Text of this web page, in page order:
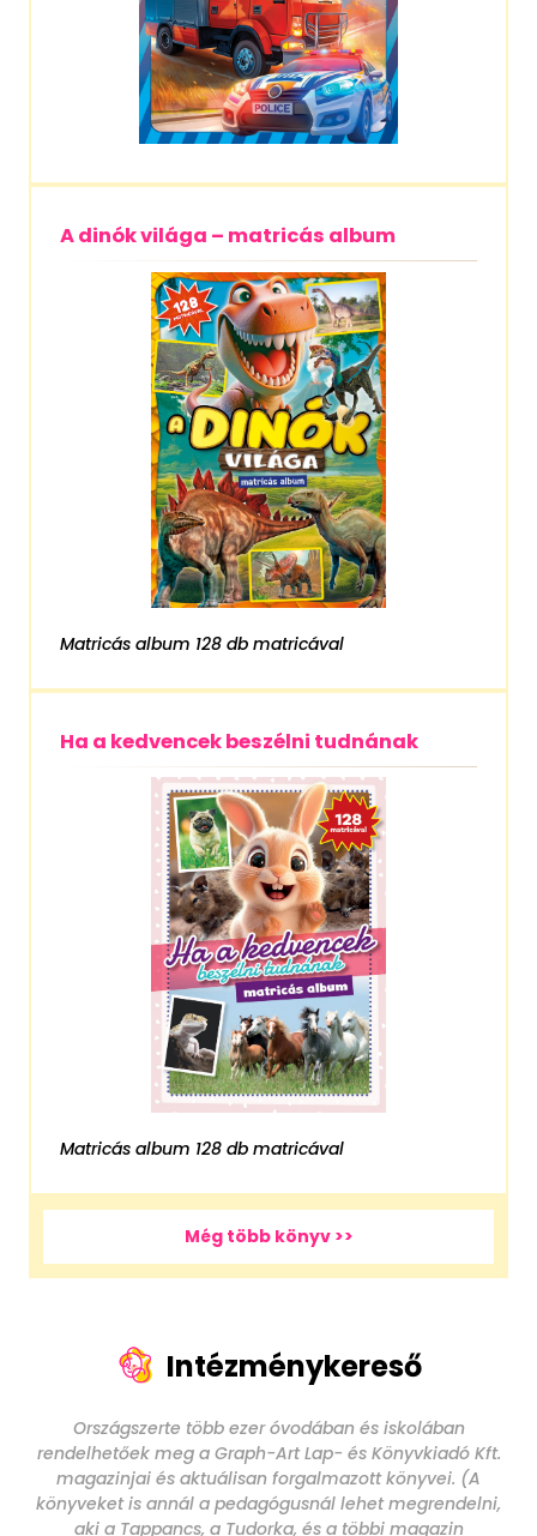
A dinók világa – matricás album
Matricás album 128 db matricával
Ha a kedvencek beszélni tudnának
Matricás album 128 db matricával
Még több könyv >>
Intézménykereső
Országszerte több ezer óvodában és iskolában
rendelhetőek meg a Graph-Art Lap- és Könyvkiadó Kft.
magazinjai és aktuálisan forgalmazott könyvei. (A
könyveket is annál a pedagógusnál lehet megrendelni,
aki a Tappancs, a Tudorka, és a többi magazin